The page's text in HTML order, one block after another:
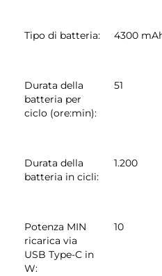
Tipo di batteria: 4300
Durata della
batteria per
ciclo (ore:min):
51
Durata della
batteria in cicli:
1.200
Potenza MIN
ricarica via
USB Type-C in
W:
10